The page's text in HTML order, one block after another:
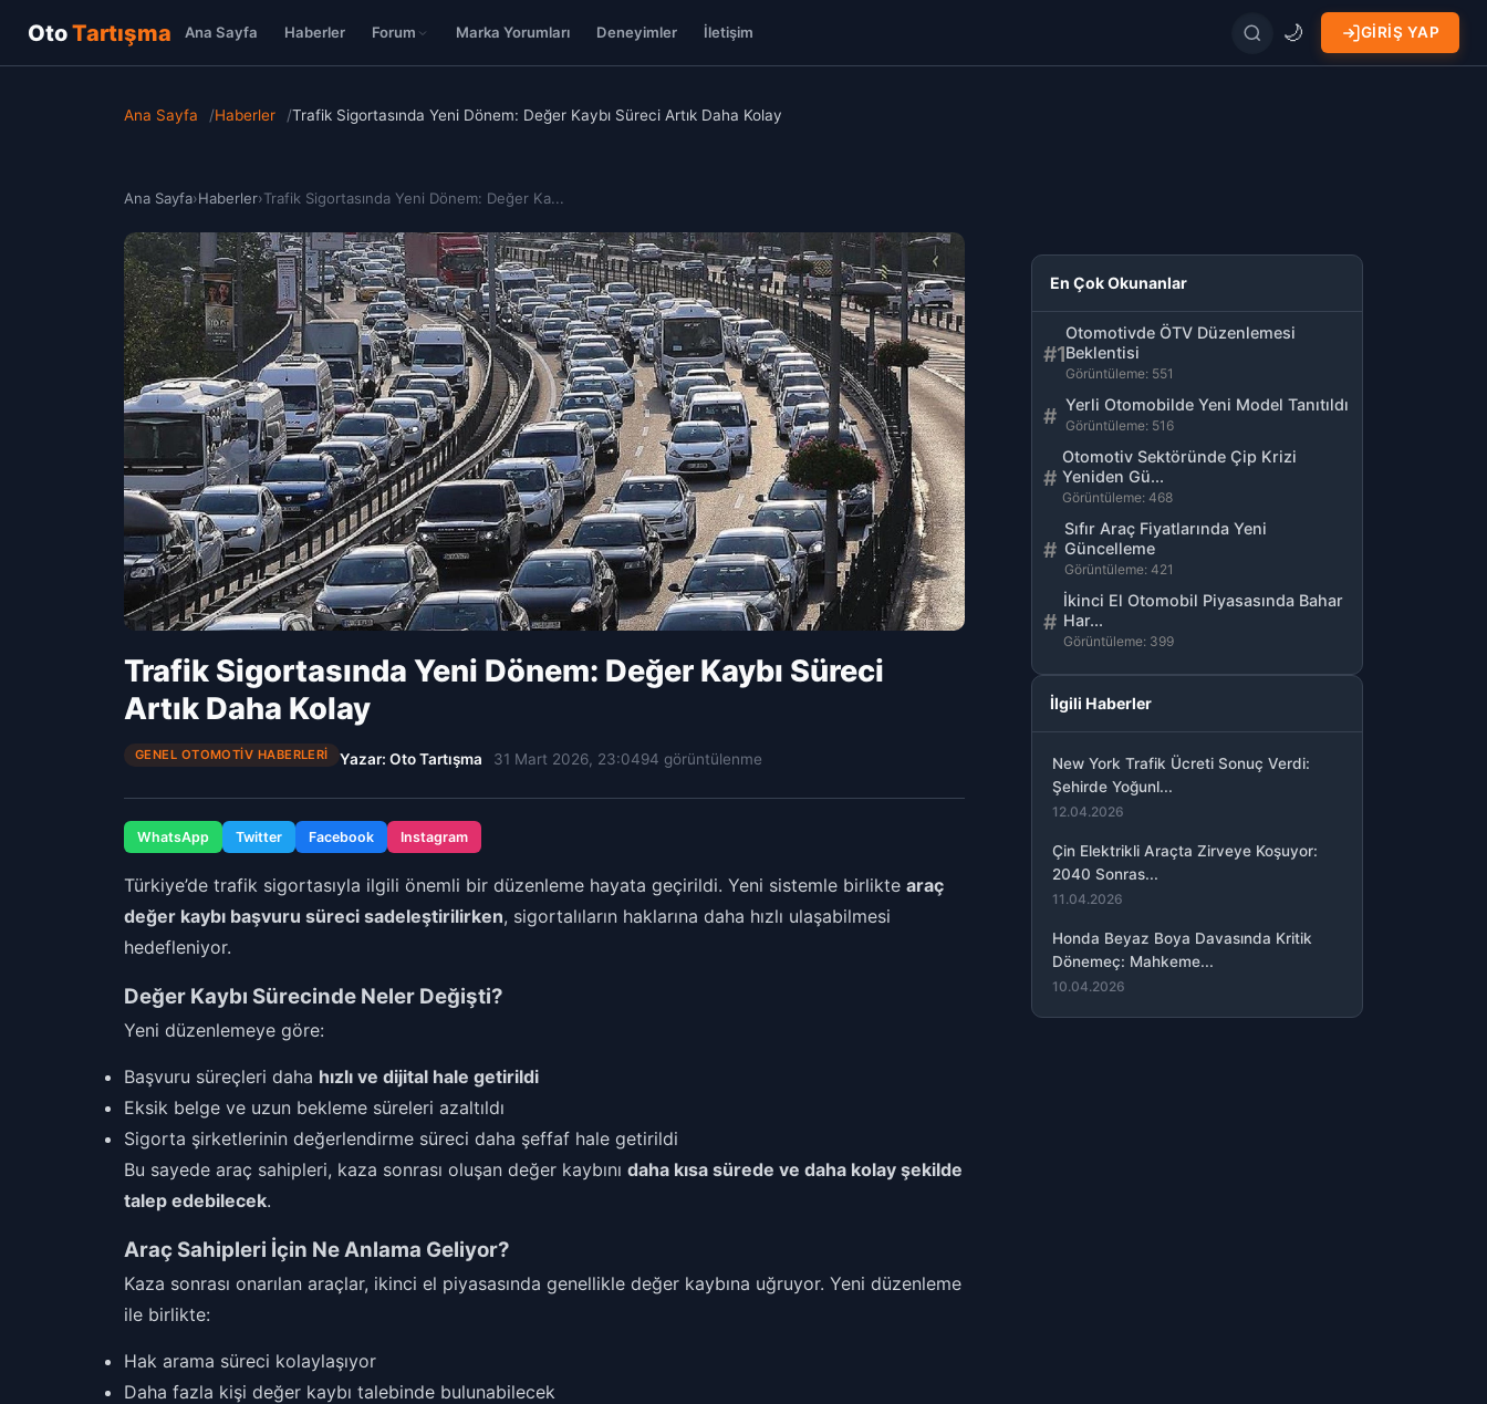
OtoTartışma Ana Sayfa Haberler Forum Marka Yorumları Deneyimler İletişim
Site içinde ara
🌙 GIRIŞ YAP
Ana Sayfa /Haberler /Trafik Sigortasında Yeni Dönem: Değer Kaybı Süreci Artık Daha Kolay
Ana Sayfa›Haberler›Trafik Sigortasında Yeni Dönem: Değer Ka...
Trafik Sigortasında Yeni Dönem: Değer Kaybı Süreci
Artık Daha Kolay
GENEL OTOMOTIV HABERLERI Yazar: Oto Tartışma 31 Mart 2026, 23:0494 görüntülenme
WhatsApp Twitter Facebook Instagram
Türkiye’de trafik sigortasıyla ilgili önemli bir düzenleme hayata geçirildi. Yeni sistemle birlikte araç
değer kaybı başvuru süreci sadeleştirilirken, sigortalıların haklarına daha hızlı ulaşabilmesi
hedefleniyor.
Değer Kaybı Sürecinde Neler Değişti?
Yeni düzenlemeye göre:
Başvuru süreçleri daha hızlı ve dijital hale getirildi
Eksik belge ve uzun bekleme süreleri azaltıldı
Sigorta şirketlerinin değerlendirme süreci daha şeffaf hale getirildi
Bu sayede araç sahipleri, kaza sonrası oluşan değer kaybını daha kısa sürede ve daha kolay şekilde
talep edebilecek.
Araç Sahipleri İçin Ne Anlama Geliyor?
Kaza sonrası onarılan araçlar, ikinci el piyasasında genellikle değer kaybına uğruyor. Yeni düzenleme
ile birlikte:
Hak arama süreci kolaylaşıyor
Daha fazla kişi değer kaybı talebinde bulunabilecek
En Çok Okunanlar
#1
Otomotivde ÖTV Düzenlemesi
Beklentisi
Görüntüleme: 551
# Yerli Otomobilde Yeni Model Tanıtıldı
Görüntüleme: 516
#
Otomotiv Sektöründe Çip Krizi
Yeniden Gü...
Görüntüleme: 468
#
Sıfır Araç Fiyatlarında Yeni
Güncelleme
Görüntüleme: 421
#
İkinci El Otomobil Piyasasında Bahar
Har...
Görüntüleme: 399
İlgili Haberler
New York Trafik Ücreti Sonuç Verdi:
Şehirde Yoğunl...
12.04.2026
Çin Elektrikli Araçta Zirveye Koşuyor:
2040 Sonras...
11.04.2026
Honda Beyaz Boya Davasında Kritik
Dönemeç: Mahkeme...
10.04.2026